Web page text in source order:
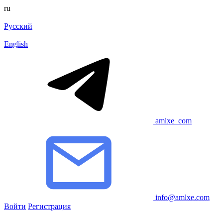
ru
Русский
English
amlxe_com
info@amlxe.com
Войти Регистрация